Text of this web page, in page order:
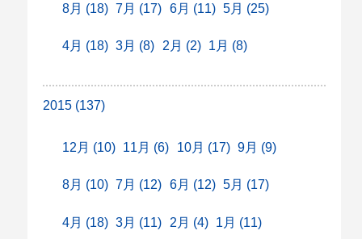
8月 (18) 7月 (17) 6月 (11) 5月 (25)
4月 (18) 3月 (8) 2月 (2) 1月 (8)
2015 (137)
12月 (10) 11月 (6) 10月 (17) 9月 (9)
8月 (10) 7月 (12) 6月 (12) 5月 (17)
4月 (18) 3月 (11) 2月 (4) 1月 (11)